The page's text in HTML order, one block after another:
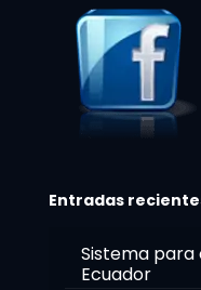
Entradas
Sistema
Ecuador